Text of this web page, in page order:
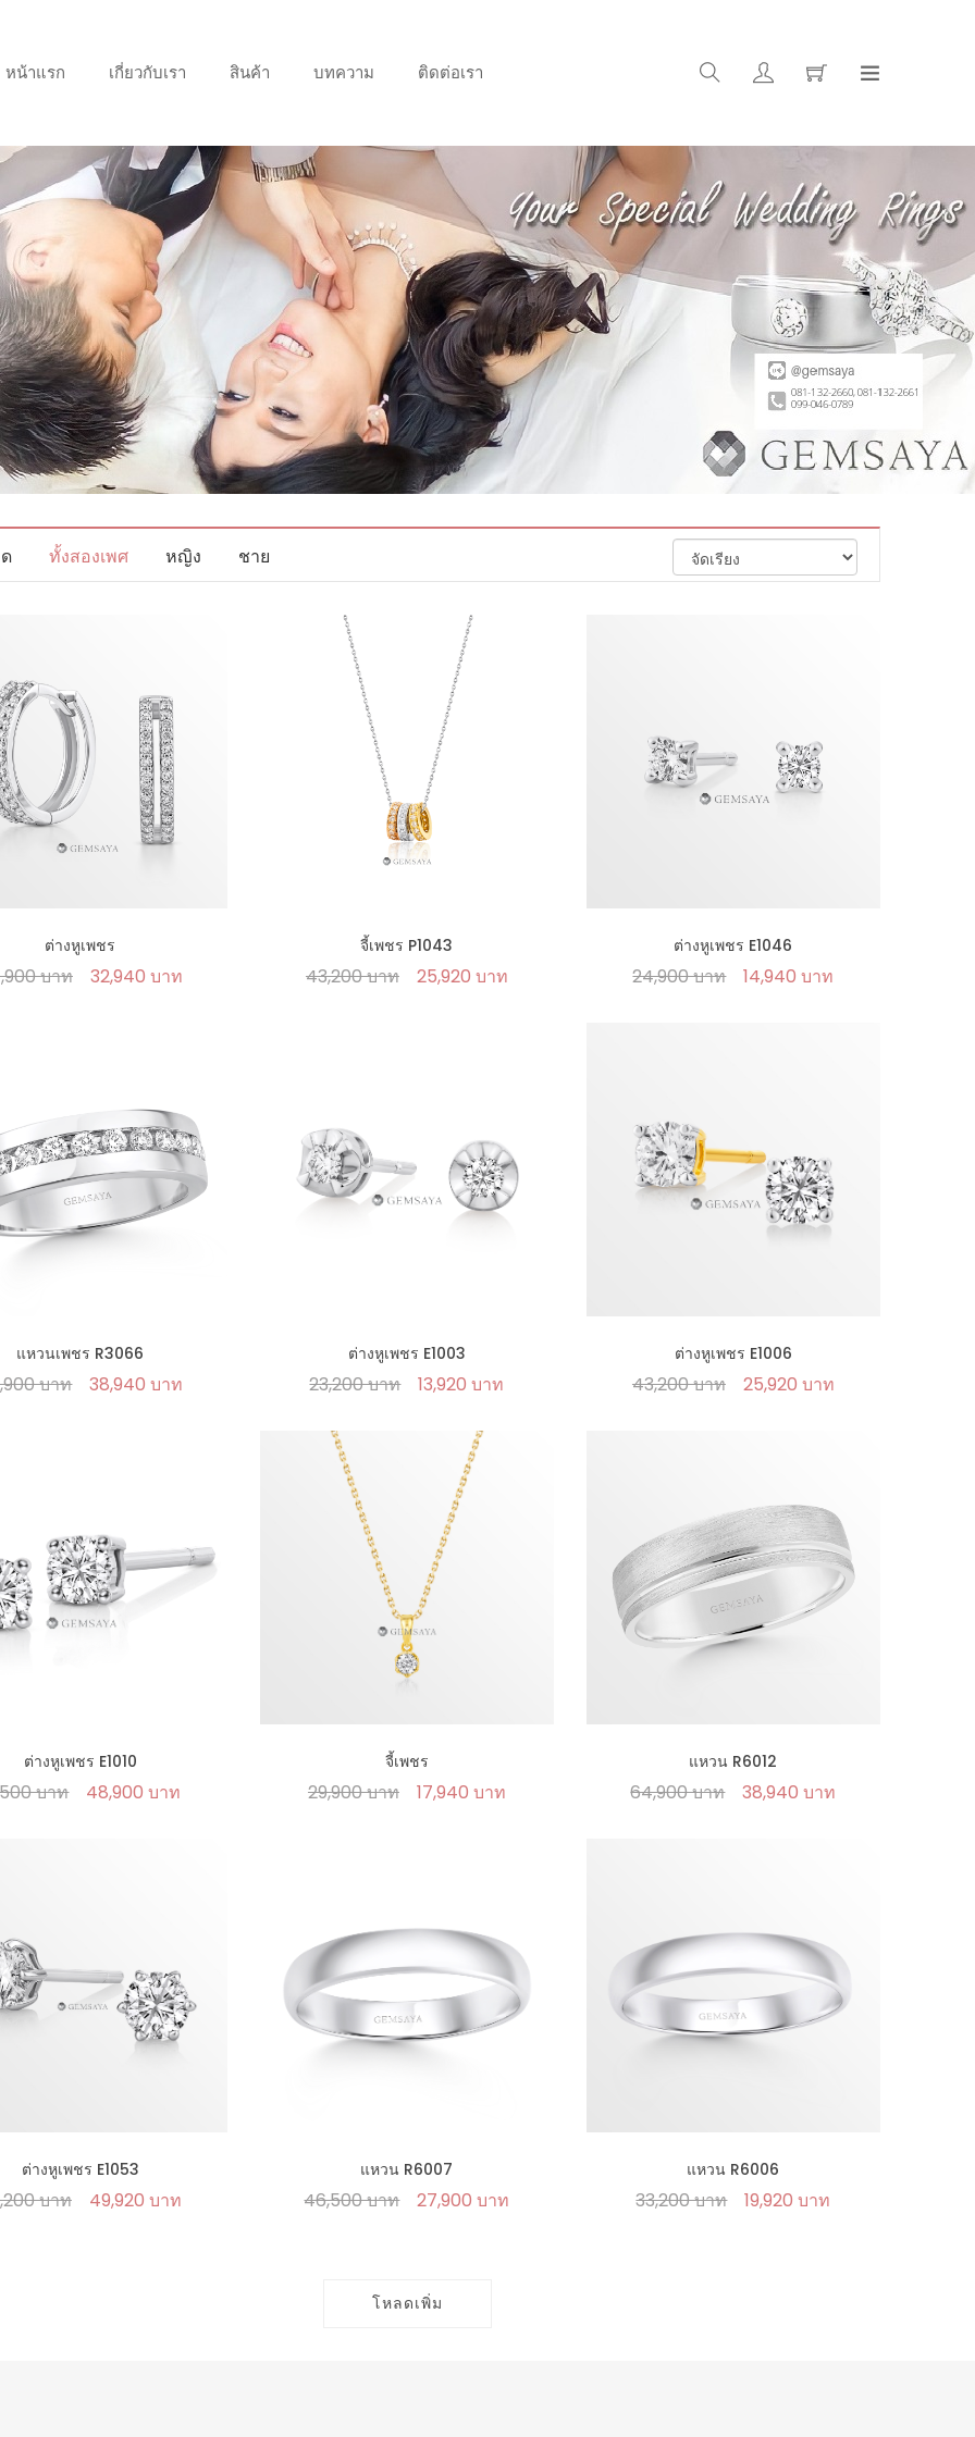
หน้าแรก เกี่ยวกับเรา สินค้า บทความ ติดต่อเรา
ทั้งสองเพศ หญิง ชาย
ต่างหูเพชร
บาท 32,940 บาท
จี้เพชร P1043
43,200 บาท 25,920 บาท
ต่างหูเพชร E1046
24,900 บาท 14,940 บาท
แหวนเพชร R3066
บาท 38,940 บาท
ต่างหูเพชร E1003
23,200 บาท 13,920 บาท
ต่างหูเพชร E1006
43,200 บาท 25,920 บาท
ต่างหูเพชร E1010
บาท 48,900 บาท
จี้เพชร
29,900 บาท 17,940 บาท
แหวน R6012
64,900 บาท 38,940 บาท
ต่างหูเพชร E1053
บาท 49,920 บาท
แหวน R6007
46,500 บาท 27,900 บาท
แหวน R6006
33,200 บาท 19,920 บาท
โหลดเพิ่ม